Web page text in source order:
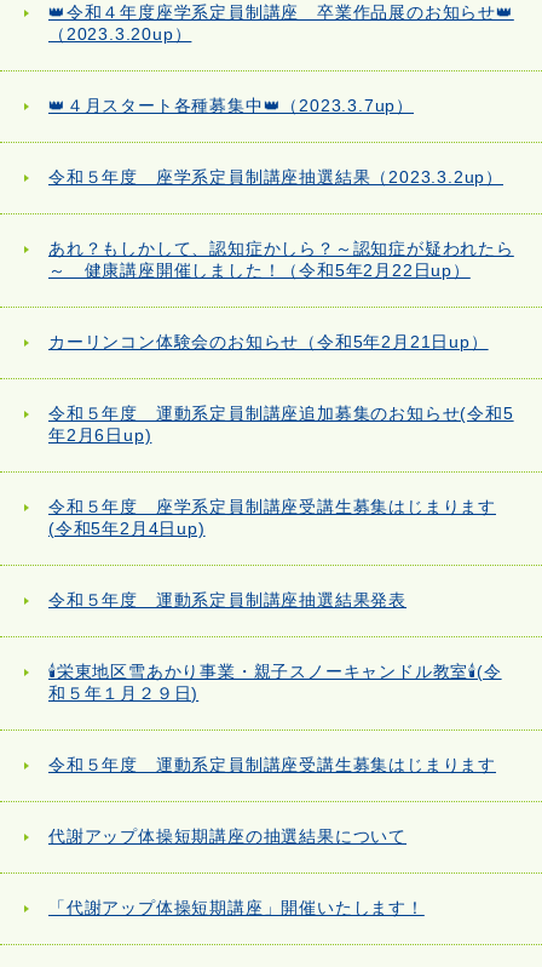
👑令和４年度座学系定員制講座 卒業作品展のお知らせ👑
（2023.3.20up）
👑４月スタート各種募集中👑（2023.3.7up）
令和５年度 座学系定員制講座抽選結果（2023.3.2up）
あれ？もしかして、認知症かしら？～認知症が疑われたら
～ 健康講座開催しました！（令和5年2月22日up）
カーリンコン体験会のお知らせ（令和5年2月21日up）
令和５年度 運動系定員制講座追加募集のお知らせ(令和5
年2月6日up)
令和５年度 座学系定員制講座受講生募集はじまります
(令和5年2月4日up)
令和５年度 運動系定員制講座抽選結果発表
🕯栄東地区雪あかり事業・親子スノーキャンドル教室🕯(令
和５年１月２９日)
令和５年度 運動系定員制講座受講生募集はじまります
代謝アップ体操短期講座の抽選結果について
「代謝アップ体操短期講座」開催いたします！